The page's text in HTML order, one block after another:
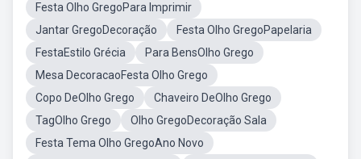
Festa Olho GregoPara Imprimir
Jantar GregoDecoração
Festa Olho GregoPapelaria
FestaEstilo Grécia
Para BensOlho Grego
Mesa DecoracaoFesta Olho Grego
Copo DeOlho Grego
Chaveiro DeOlho Grego
TagOlho Grego
Olho GregoDecoração Sala
Festa Tema Olho GregoAno Novo